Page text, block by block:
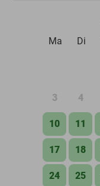
Ma
Di
3 4
10 11
17 18
24 25